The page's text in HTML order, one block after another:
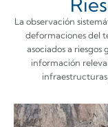
La observación
deformaciones del
asociados a riesgos
información